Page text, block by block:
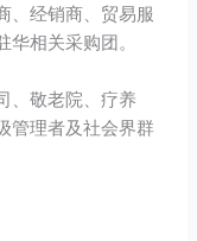
、经销商、贸易服
相关采购团。
、敬老院、疗养
管理者及社会界群